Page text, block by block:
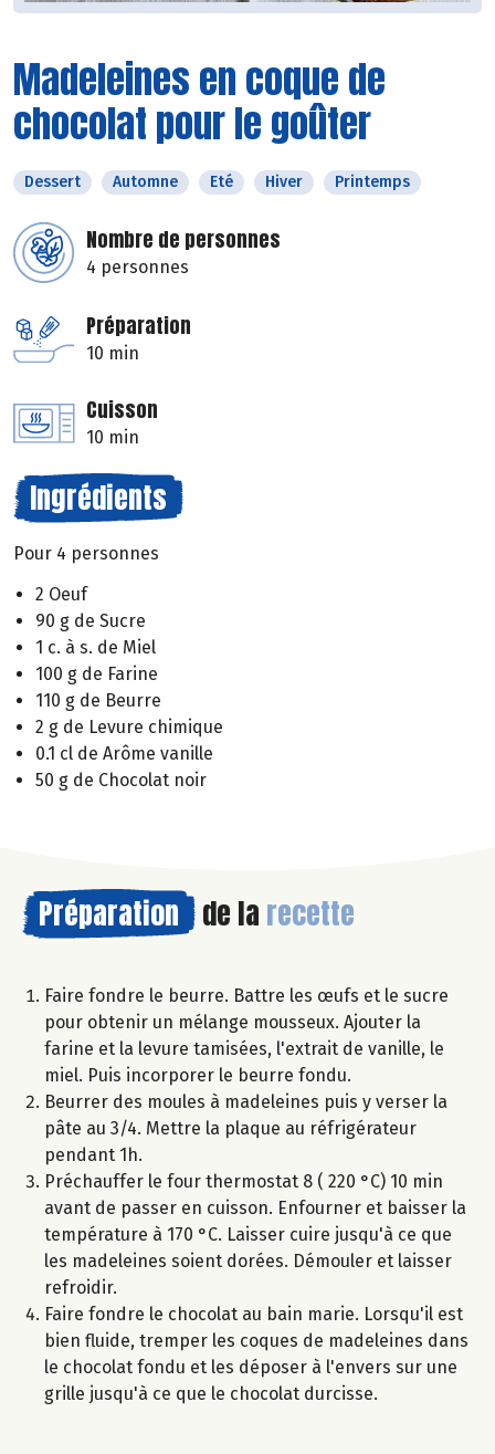
Madeleines en coque de
chocolat pour le goûter
Dessert Automne Eté Hiver Printemps
Nombre de personnes
4 personnes
Préparation
10 min
Cuisson
10 min
Ingrédients
Pour 4 personnes
2 Oeuf
90 g de Sucre
1 c. à s. de Miel
100 g de Farine
110 g de Beurre
2 g de Levure chimique
0.1 cl de Arôme vanille
50 g de Chocolat noir
Préparation de la recette
Faire fondre le beurre. Battre les œufs et le sucre
pour obtenir un mélange mousseux. Ajouter la
farine et la levure tamisées, l'extrait de vanille, le
miel. Puis incorporer le beurre fondu.
Beurrer des moules à madeleines puis y verser la
pâte au 3/4. Mettre la plaque au réfrigérateur
pendant 1h.
Préchauffer le four thermostat 8 ( 220 °C) 10 min
avant de passer en cuisson. Enfourner et baisser la
température à 170 °C. Laisser cuire jusqu'à ce que
les madeleines soient dorées. Démouler et laisser
refroidir.
Faire fondre le chocolat au bain marie. Lorsqu'il est
bien fluide, tremper les coques de madeleines dans
le chocolat fondu et les déposer à l'envers sur une
grille jusqu'à ce que le chocolat durcisse.